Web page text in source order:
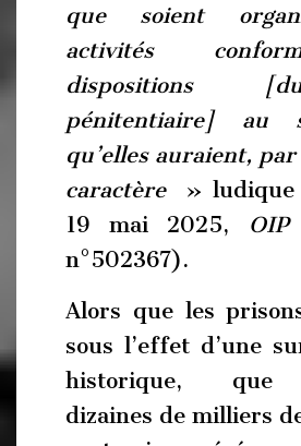
que soient
activités
dispositions
pénitentiaire] au
qu’elles auraient,
caractère » ludique
19 mai 2025,
n°502367).
Alors que les
sous l’effet d’une
historique, que
dizaines de milliers